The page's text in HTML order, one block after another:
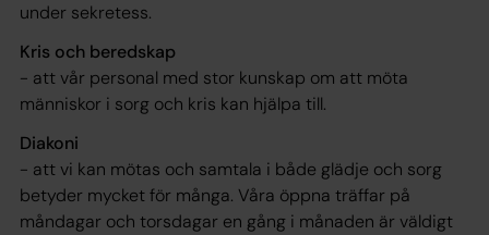
under sekretess.
Kris och beredskap
- att vår personal med stor kunskap om att möta
människor i sorg och kris kan hjälpa till.
Diakoni
- att vi kan mötas och samtala i både glädje och sorg
betyder mycket för många. Våra öppna träffar på
måndagar och torsdagar en gång i månaden är väldigt